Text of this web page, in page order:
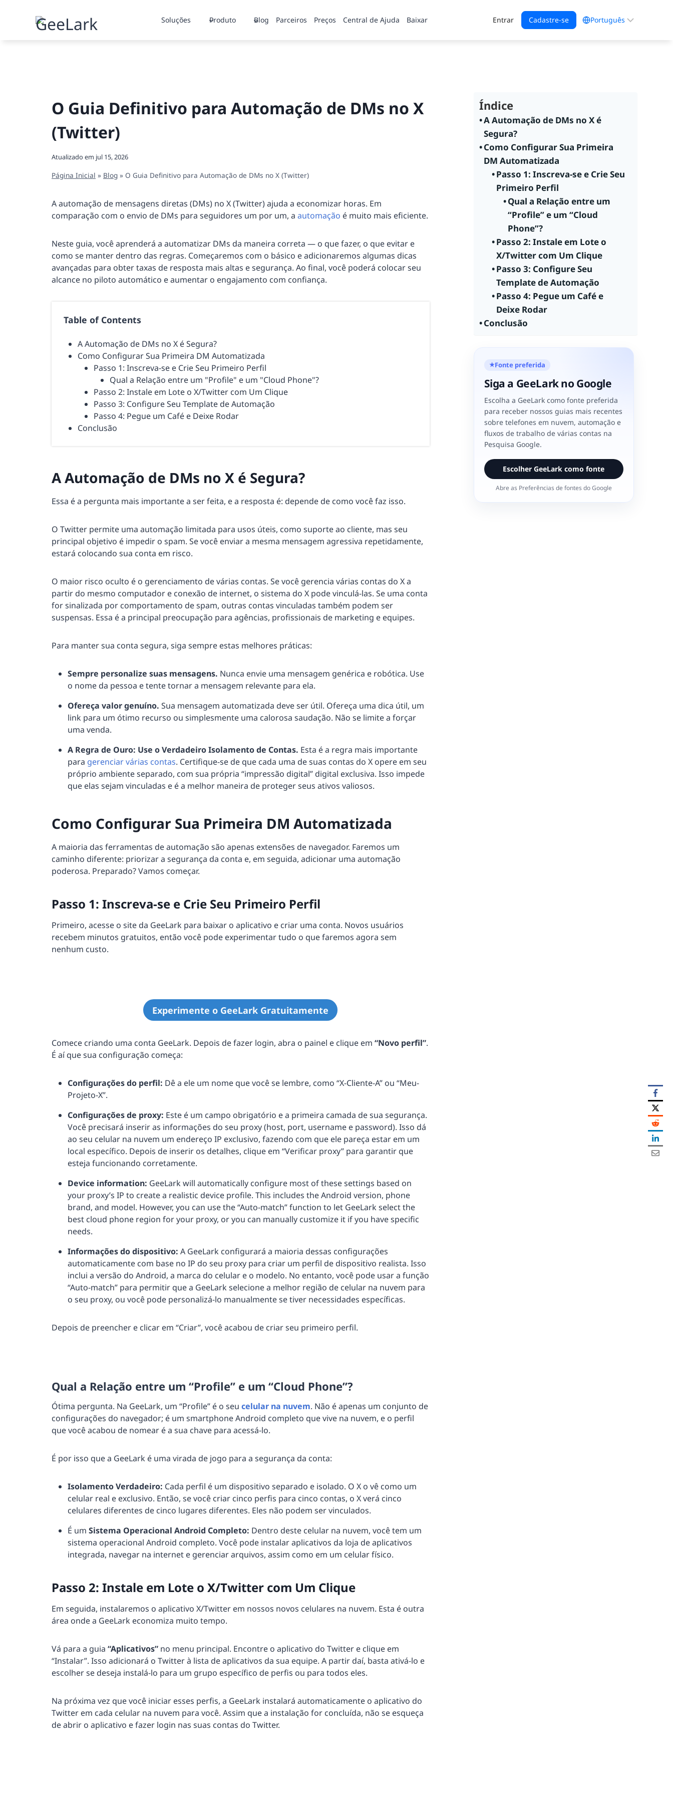
Soluções Produto Blog Parceiros Preços Central de Ajuda Baixar Entrar Cadastre-se Escolha
um
O Guia Definitivo para Automação de DMs no X
(Twitter)
Atualizado em jul 15, 2026
Página Inicial » Blog » O Guia Definitivo para Automação de DMs no X (Twitter)
A automação de mensagens diretas (DMs) no X (Twitter) ajuda a economizar horas. Em
comparação com o envio de DMs para seguidores um por um, a automação é muito mais eficiente.
Neste guia, você aprenderá a automatizar DMs da maneira correta — o que fazer, o que evitar e
como se manter dentro das regras. Começaremos com o básico e adicionaremos algumas dicas
avançadas para obter taxas de resposta mais altas e segurança. Ao final, você poderá colocar seu
alcance no piloto automático e aumentar o engajamento com confiança.
Table of Contents
A Automação de DMs no X é Segura?
Como Configurar Sua Primeira DM Automatizada
Passo 1: Inscreva-se e Crie Seu Primeiro Perfil
Qual a Relação entre um "Profile" e um "Cloud Phone"?
Passo 2: Instale em Lote o X/Twitter com Um Clique
Passo 3: Configure Seu Template de Automação
Passo 4: Pegue um Café e Deixe Rodar
Conclusão
A Automação de DMs no X é Segura?
Essa é a pergunta mais importante a ser feita, e a resposta é: depende de como você faz isso.
O Twitter permite uma automação limitada para usos úteis, como suporte ao cliente, mas seu
principal objetivo é impedir o spam. Se você enviar a mesma mensagem agressiva repetidamente,
estará colocando sua conta em risco.
O maior risco oculto é o gerenciamento de várias contas. Se você gerencia várias contas do X a
partir do mesmo computador e conexão de internet, o sistema do X pode vinculá-las. Se uma conta
for sinalizada por comportamento de spam, outras contas vinculadas também podem ser
suspensas. Essa é a principal preocupação para agências, profissionais de marketing e equipes.
Para manter sua conta segura, siga sempre estas melhores práticas:
Sempre personalize suas mensagens. Nunca envie uma mensagem genérica e robótica. Use
o nome da pessoa e tente tornar a mensagem relevante para ela.
Ofereça valor genuíno. Sua mensagem automatizada deve ser útil. Ofereça uma dica útil, um
link para um ótimo recurso ou simplesmente uma calorosa saudação. Não se limite a forçar
uma venda.
A Regra de Ouro: Use o Verdadeiro Isolamento de Contas. Esta é a regra mais importante
para gerenciar várias contas. Certifique-se de que cada uma de suas contas do X opere em seu
próprio ambiente separado, com sua própria “impressão digital” digital exclusiva. Isso impede
que elas sejam vinculadas e é a melhor maneira de proteger seus ativos valiosos.
Como Configurar Sua Primeira DM Automatizada
A maioria das ferramentas de automação são apenas extensões de navegador. Faremos um
caminho diferente: priorizar a segurança da conta e, em seguida, adicionar uma automação
poderosa. Preparado? Vamos começar.
Passo 1: Inscreva-se e Crie Seu Primeiro Perfil
Primeiro, acesse o site da GeeLark para baixar o aplicativo e criar uma conta. Novos usuários
recebem minutos gratuitos, então você pode experimentar tudo o que faremos agora sem
nenhum custo.
Experimente o GeeLark Gratuitamente
Comece criando uma conta GeeLark. Depois de fazer login, abra o painel e clique em “Novo perfil”.
É aí que sua configuração começa:
Configurações do perfil: Dê a ele um nome que você se lembre, como “X-Cliente-A” ou “Meu-
Projeto-X”.
Configurações de proxy: Este é um campo obrigatório e a primeira camada de sua segurança.
Você precisará inserir as informações do seu proxy (host, port, username e password). Isso dá
ao seu celular na nuvem um endereço IP exclusivo, fazendo com que ele pareça estar em um
local específico. Depois de inserir os detalhes, clique em “Verificar proxy” para garantir que
esteja funcionando corretamente.
Device information: GeeLark will automatically configure most of these settings based on
your proxy’s IP to create a realistic device profile. This includes the Android version, phone
brand, and model. However, you can use the “Auto-match” function to let GeeLark select the
best cloud phone region for your proxy, or you can manually customize it if you have specific
needs.
Informações do dispositivo: A GeeLark configurará a maioria dessas configurações
automaticamente com base no IP do seu proxy para criar um perfil de dispositivo realista. Isso
inclui a versão do Android, a marca do celular e o modelo. No entanto, você pode usar a função
“Auto-match” para permitir que a GeeLark selecione a melhor região de celular na nuvem para
o seu proxy, ou você pode personalizá-lo manualmente se tiver necessidades específicas.
Depois de preencher e clicar em “Criar”, você acabou de criar seu primeiro perfil.
Qual a Relação entre um “Profile” e um “Cloud Phone”?
Ótima pergunta. Na GeeLark, um “Profile” é o seu celular na nuvem. Não é apenas um conjunto de
configurações do navegador; é um smartphone Android completo que vive na nuvem, e o perfil
que você acabou de nomear é a sua chave para acessá-lo.
É por isso que a GeeLark é uma virada de jogo para a segurança da conta:
Isolamento Verdadeiro: Cada perfil é um dispositivo separado e isolado. O X o vê como um
celular real e exclusivo. Então, se você criar cinco perfis para cinco contas, o X verá cinco
celulares diferentes de cinco lugares diferentes. Eles não podem ser vinculados.
É um Sistema Operacional Android Completo: Dentro deste celular na nuvem, você tem um
sistema operacional Android completo. Você pode instalar aplicativos da loja de aplicativos
integrada, navegar na internet e gerenciar arquivos, assim como em um celular físico.
Passo 2: Instale em Lote o X/Twitter com Um Clique
Em seguida, instalaremos o aplicativo X/Twitter em nossos novos celulares na nuvem. Esta é outra
área onde a GeeLark economiza muito tempo.
Vá para a guia “Aplicativos” no menu principal. Encontre o aplicativo do Twitter e clique em
“Instalar”. Isso adicionará o Twitter à lista de aplicativos da sua equipe. A partir daí, basta ativá-lo e
escolher se deseja instalá-lo para um grupo específico de perfis ou para todos eles.
Na próxima vez que você iniciar esses perfis, a GeeLark instalará automaticamente o aplicativo do
Twitter em cada celular na nuvem para você. Assim que a instalação for concluída, não se esqueça
de abrir o aplicativo e fazer login nas suas contas do Twitter.
Índice
A Automação de DMs no X é
Segura?
Como Configurar Sua Primeira
DM Automatizada
Passo 1: Inscreva-se e Crie Seu
Primeiro Perfil
Qual a Relação entre um
“Profile” e um “Cloud
Phone”?
Passo 2: Instale em Lote o
X/Twitter com Um Clique
Passo 3: Configure Seu
Template de Automação
Passo 4: Pegue um Café e
Deixe Rodar
Conclusão
★Fonte preferida
Siga a GeeLark no Google
Escolha a GeeLark como fonte preferida
para receber nossos guias mais recentes
sobre telefones em nuvem, automação e
fluxos de trabalho de várias contas na
Pesquisa Google.
Escolher GeeLark como fonte
Abre as Preferências de fontes do Google